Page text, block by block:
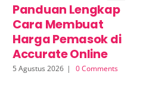
Panduan Lengkap
Cara Membuat
Harga Pemasok di
Accurate Online
5 Agustus 2026 | 0 Comments